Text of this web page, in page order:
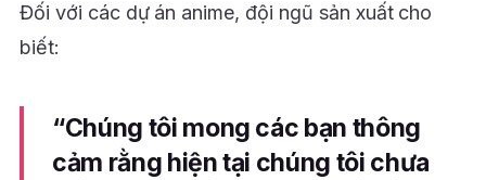
Đối với các dự án anime, đội ngũ sản xuất cho
biết:
“Chúng tôi mong các bạn thông
cảm rằng hiện tại chúng tôi chưa